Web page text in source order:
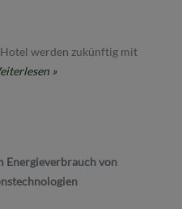
werden zukünftig mit
»
Energieverbrauch von